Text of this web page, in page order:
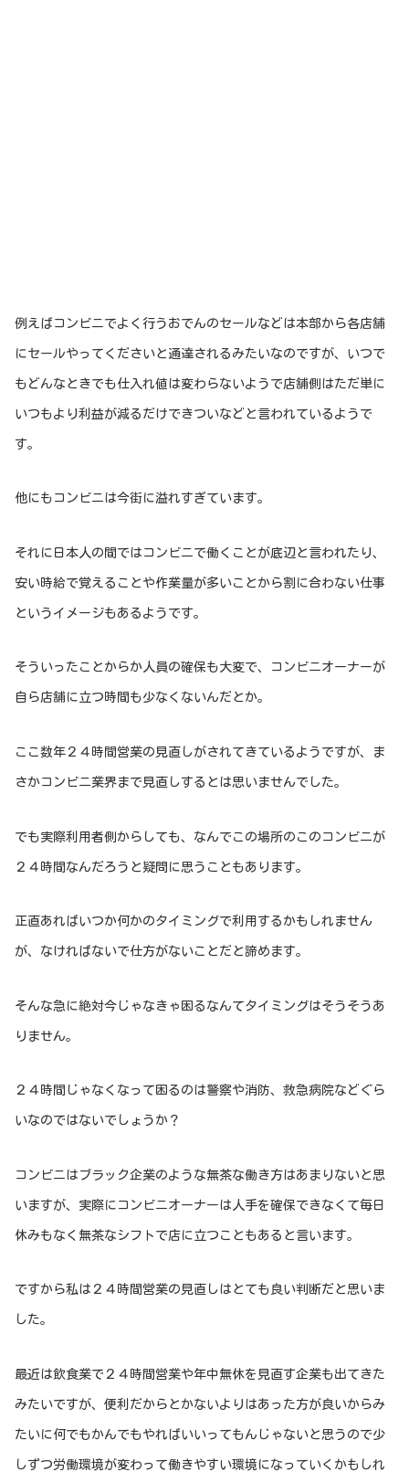
例えばコンビニでよく行うおでんのセールなどは本部から各店舗
にセールやってくださいと通達されるみたいなのですが、いつで
もどんなときでも仕入れ値は変わらないようで店舗側はただ単に
いつもより利益が減るだけできついなどと言われているようで
す。
他にもコンビニは今街に溢れすぎています。
それに日本人の間ではコンビニで働くことが底辺と言われたり、
安い時給で覚えることや作業量が多いことから割に合わない仕事
というイメージもあるようです。
そういったことからか人員の確保も大変で、コンビニオーナーが
自ら店舗に立つ時間も少なくないんだとか。
ここ数年２４時間営業の見直しがされてきているようですが、ま
さかコンビニ業界まで見直しするとは思いませんでした。
でも実際利用者側からしても、なんでこの場所のこのコンビニが
２４時間なんだろうと疑問に思うこともあります。
正直あればいつか何かのタイミングで利用するかもしれません
が、なければないで仕方がないことだと諦めます。
そんな急に絶対今じゃなきゃ困るなんてタイミングはそうそうあ
りません。
２４時間じゃなくなって困るのは警察や消防、救急病院などぐら
いなのではないでしょうか？
コンビニはブラック企業のような無茶な働き方はあまりないと思
いますが、実際にコンビニオーナーは人手を確保できなくて毎日
休みもなく無茶なシフトで店に立つこともあると言います。
ですから私は２４時間営業の見直しはとても良い判断だと思いま
した。
最近は飲食業で２４時間営業や年中無休を見直す企業も出てきた
みたいですが、便利だからとかないよりはあった方が良いからみ
たいに何でもかんでもやればいいってもんじゃないと思うので少
しずつ労働環境が変わって働きやすい環境になっていくかもしれ